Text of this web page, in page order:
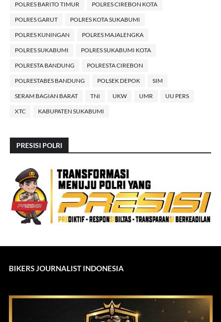
POLRES BARITO TIMUR POLRES CIREBON KOTA
POLRES GARUT POLRES KOTA SUKABUMI
POLRES KUNINGAN POLRES MAJALENGKA
POLRES SUKABUMI POLRES SUKABUMI KOTA
POLRESTA BANDUNG POLRESTA CIREBON
POLRESTABES BANDUNG POLSEK DEPOK SIM
SERAM BAGIAN BARAT TNI UKW UMR UU PERS
XTC KABUPATEN SUKABUMI
PRESISI POLRI
BIKERS JOURNALIST INDONESIA